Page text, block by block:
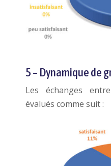
5 – Dynamique de
Les échanges
évalués comme suit :